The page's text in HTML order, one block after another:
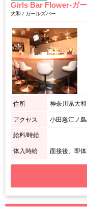
Girls Bar Flower-ガ
大和 / ガールズバー
住所 神奈川県大
アクセス
給料/時給
体入時給 面接後、即